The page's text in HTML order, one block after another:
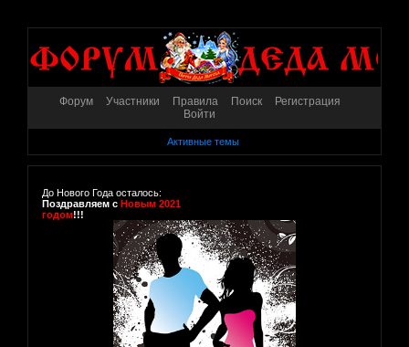
Форум Участники Правила Поиск
Регистрация
Войти
Активные темы
До Нового Года осталось:
Поздравляем с Новым 2021
годом!!!